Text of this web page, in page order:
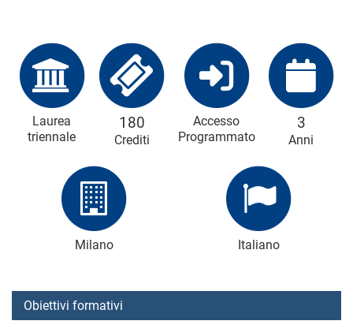
Laurea
triennale
180
Crediti
Accesso
Programmato
3
Anni
Milano Italiano
Obiettivi formativi